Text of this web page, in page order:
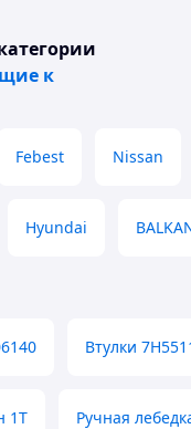
к
Febest Nissan
Hyundai
Втулки
1T Ручная